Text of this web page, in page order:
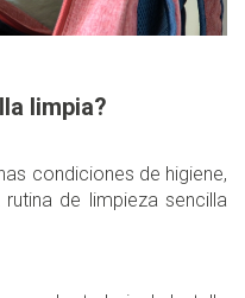
limpia?
condiciones de higiene,
de limpieza sencilla